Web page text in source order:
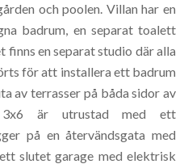
och poolen. Villan har en
badrum, en separat toalett
finns en separat studio där alla
för att installera ett badrum
av terrasser på båda sidor av
är utrustad med ett
på en återvändsgata med
slutet garage med elektrisk